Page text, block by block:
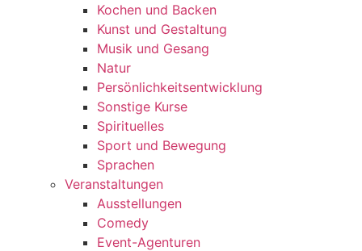
Kochen und Backen
Kunst und Gestaltung
Musik und Gesang
Natur
Persönlichkeitsentwicklung
Sonstige Kurse
Spirituelles
Sport und Bewegung
Sprachen
Veranstaltungen
Ausstellungen
Comedy
Event-Agenturen